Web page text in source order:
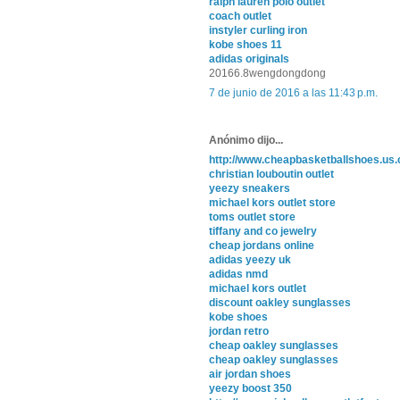
coach outlet
instyler curling iron
kobe shoes 11
adidas originals
20166.8wengdongdong
7 de junio de 2016 a las 11:43 p.m.
Anónimo dijo...
http://
christian louboutin outlet
yeezy sneakers
michael kors outlet store
toms outlet store
tiffany and co jewelry
cheap jordans online
adidas yeezy uk
adidas nmd
michael kors outlet
discount oakley sunglasses
kobe shoes
jordan retro
cheap oakley sunglasses
cheap oakley sunglasses
air jordan shoes
yeezy boost 350